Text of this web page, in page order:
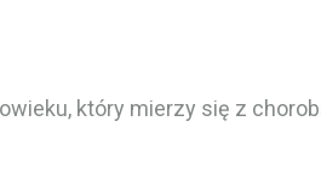
który mierzy się z